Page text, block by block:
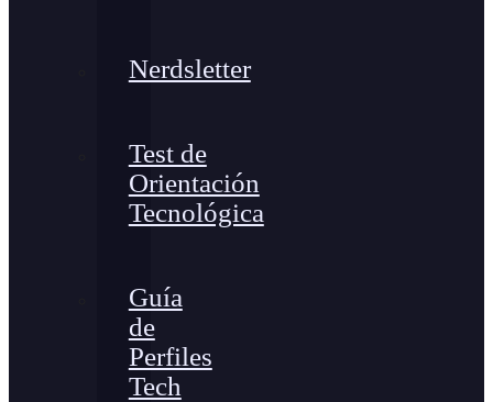
Nerdsletter
Test de
Orientación
Tecnológica
Guía
de
Perfiles
Tech